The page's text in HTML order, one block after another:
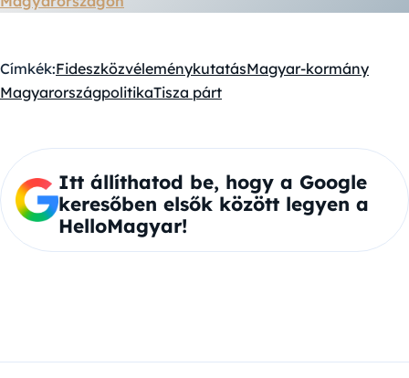
Címkék:FideszközvéleménykutatásMagyar-kormány
MagyarországpolitikaTisza párt
Itt állíthatod be, hogy a Google
keresőben elsők között legyen a
HelloMagyar!